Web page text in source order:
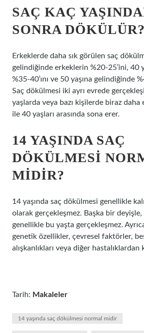
SAÇ KAÇ
SONRA DÖKÜLÜR?
Erkeklerde daha sık görülen saç
gelindiğinde erkeklerin %20-25’ini, 40
%35-40’ını ve 50 yaşına gelindiğinde
Saç dökülmesi iki ayrı evrede
yaşlarda veya bazı kişilerde biraz daha
ile 40 yaşları arasında sona erer.
14 YAŞINDA SAÇ
DÖKÜLMESI
MIDIR?
14 yaşında saç dökülmesi genellikle
olarak gerçekleşmez. Başka bir
genellikle bu yaşta gerçekleşmez.
genetik özellikler, çevresel faktörler,
alışkanlıkları veya diğer
Tarih: Makaleler
14 yaşında saç dökülmesi normal midir